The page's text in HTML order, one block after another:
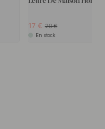
17 20
En stock